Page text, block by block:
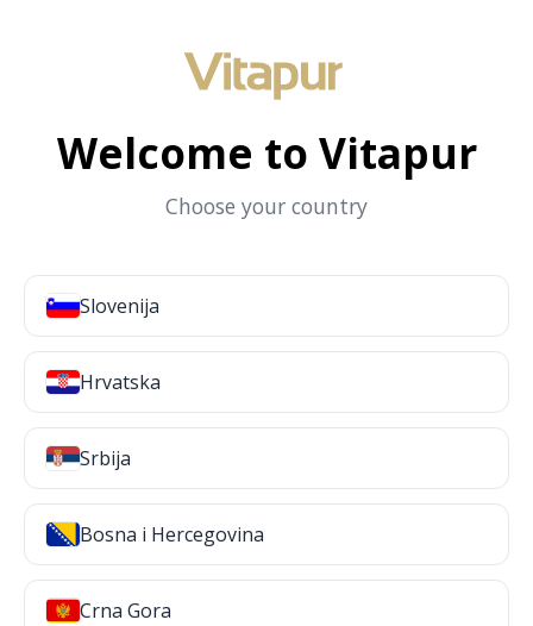
Welcome to Vitapur
Choose your country
Slovenija
Hrvatska
Srbija
Bosna i Hercegovina
Crna Gora